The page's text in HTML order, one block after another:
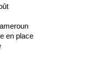
en place